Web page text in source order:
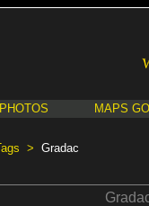
PHOTOS MAPS
> Gradac